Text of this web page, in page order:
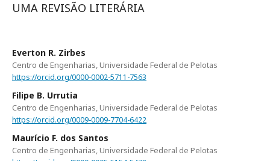
UMA REVISÃO LITERÁRIA
Everton R. Zirbes
Centro de Engenharias, Universidade Federal de Pelotas
https://orcid.org/0000-0002-5711-7563
Filipe B. Urrutia
Centro de Engenharias, Universidade Federal de Pelotas
https://orcid.org/0009-0009-7704-6422
Maurício F. dos Santos
Centro de Engenharias, Universidade Federal de Pelotas